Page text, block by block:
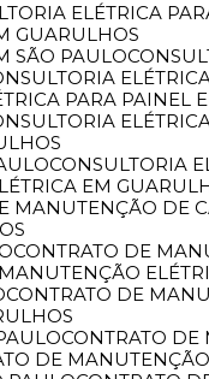
ELÉTRICA
GUARULHOS
SÃO PAULO
PARA PAINEL
CONSULTORIA
EM
MANUTENÇÃO DE
CONTRATO DE
MANUTENÇÃO
CONTRATO DE
CONTRATO
DE